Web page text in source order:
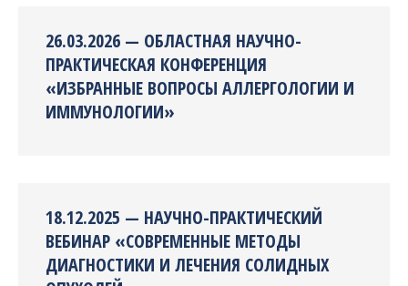
26.03.2026 — ОБЛАСТНАЯ НАУЧНО-
ПРАКТИЧЕСКАЯ КОНФЕРЕНЦИЯ
«ИЗБРАННЫЕ ВОПРОСЫ АЛЛЕРГОЛОГИИ И
ИММУНОЛОГИИ»
18.12.2025 — НАУЧНО-ПРАКТИЧЕСКИЙ
ВЕБИНАР «СОВРЕМЕННЫЕ МЕТОДЫ
ДИАГНОСТИКИ И ЛЕЧЕНИЯ СОЛИДНЫХ